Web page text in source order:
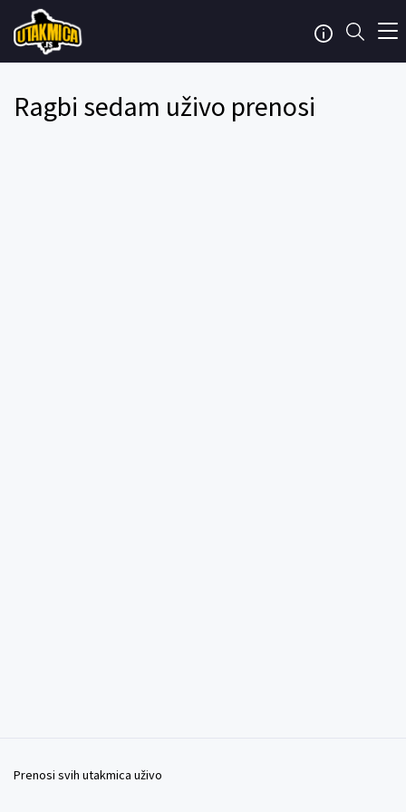
Ragbi sedam uživo prenosi
Prenosi svih utakmica uživo